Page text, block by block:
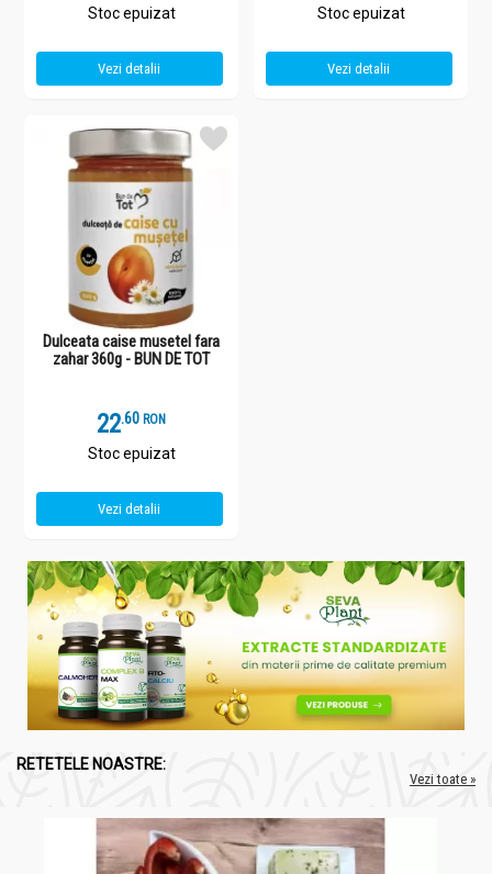
Stoc epuizat
Vezi detalii
Stoc epuizat
Vezi detalii
Dulceata caise musetel fara
zahar 360g - BUN DE TOT
22.6 RON
Stoc epuizat
Vezi detalii
RETETELE NOASTRE:
Vezi toate »